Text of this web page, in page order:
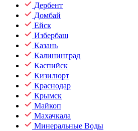
Дербент
Домбай
Ейск
Избербаш
Казань
Калининград
Каспийск
Кизилюрт
Краснодар
Крымск
Майкоп
Махачкала
Минеральные Воды